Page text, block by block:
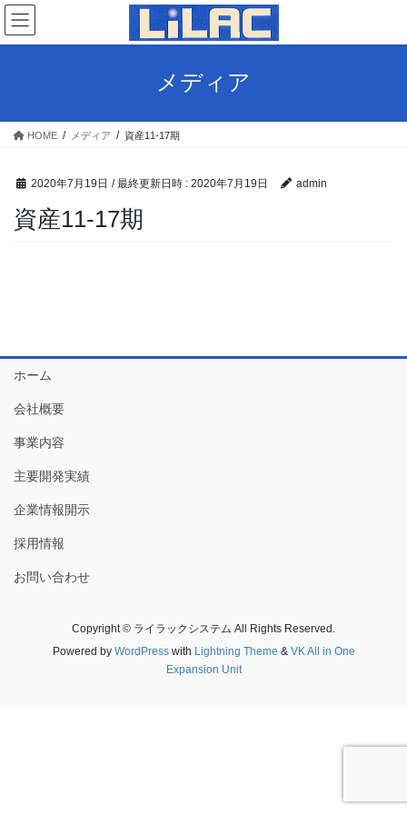
コ
ン
テ
ス
ナ
ビ
ゲ
ン
メディア
HOME メディア 資産11-17期
2020年7月19日 / 最終更新日時 : 2020年7月19日 admin
資産11-17期
ホーム
会社概要
事業内容
主要開発実績
企業情報開示
採用情報
お問い合わせ
Copyright © ライラックシステム All Rights Reserved.
Powered by WordPresswith Lightning Theme & VK All in One
Expansion Unit